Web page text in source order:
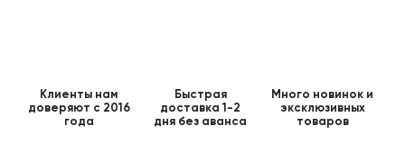
Клиенты нам
доверяют с 2016
года
Быстрая
доставка 1-2
дня без аванса
Много новинок и
эксклюзивных
товаров